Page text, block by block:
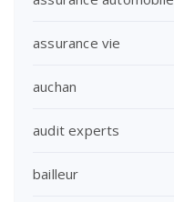
assurance vie
auchan
audit experts
bailleur